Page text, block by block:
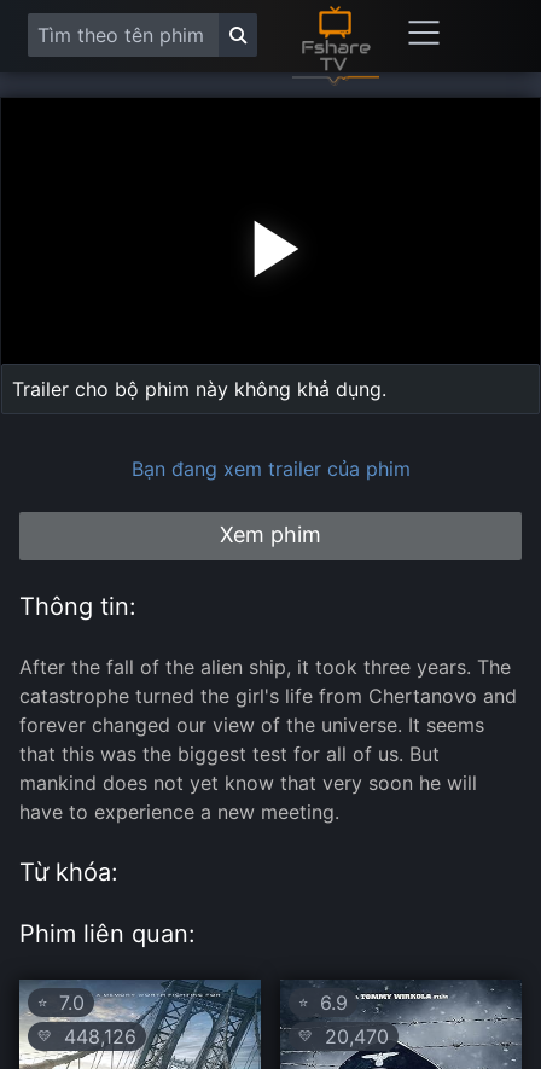
Trailer cho bộ phim này không khả dụng.
Bạn đang xem trailer của phim
Xem phim
Thông tin:
After the fall of the alien ship, it took three years. The
catastrophe turned the girl's life from Chertanovo and
forever changed our view of the universe. It seems
that this was the biggest test for all of us. But
mankind does not yet know that very soon he will
have to experience a new meeting.
Từ khóa:
Phim liên quan:
⭐ 7.0
💛 448,126
⭐ 6.9
💛 20,470